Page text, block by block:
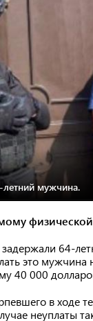
летний мужчина.
64-
это
40 000
в ходе
неуплаты